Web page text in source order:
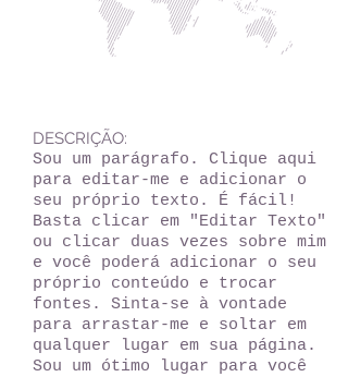
DESCRIÇÃO:
Sou um parágrafo. Clique aqui
para editar-me e adicionar o
seu próprio texto. É fácil!
Basta clicar em "Editar Texto"
ou clicar duas vezes sobre mim
e você poderá adicionar o seu
próprio conteúdo e trocar
fontes. Sinta-se à vontade
para arrastar-me e soltar em
qualquer lugar em sua página.
Sou um ótimo lugar para você